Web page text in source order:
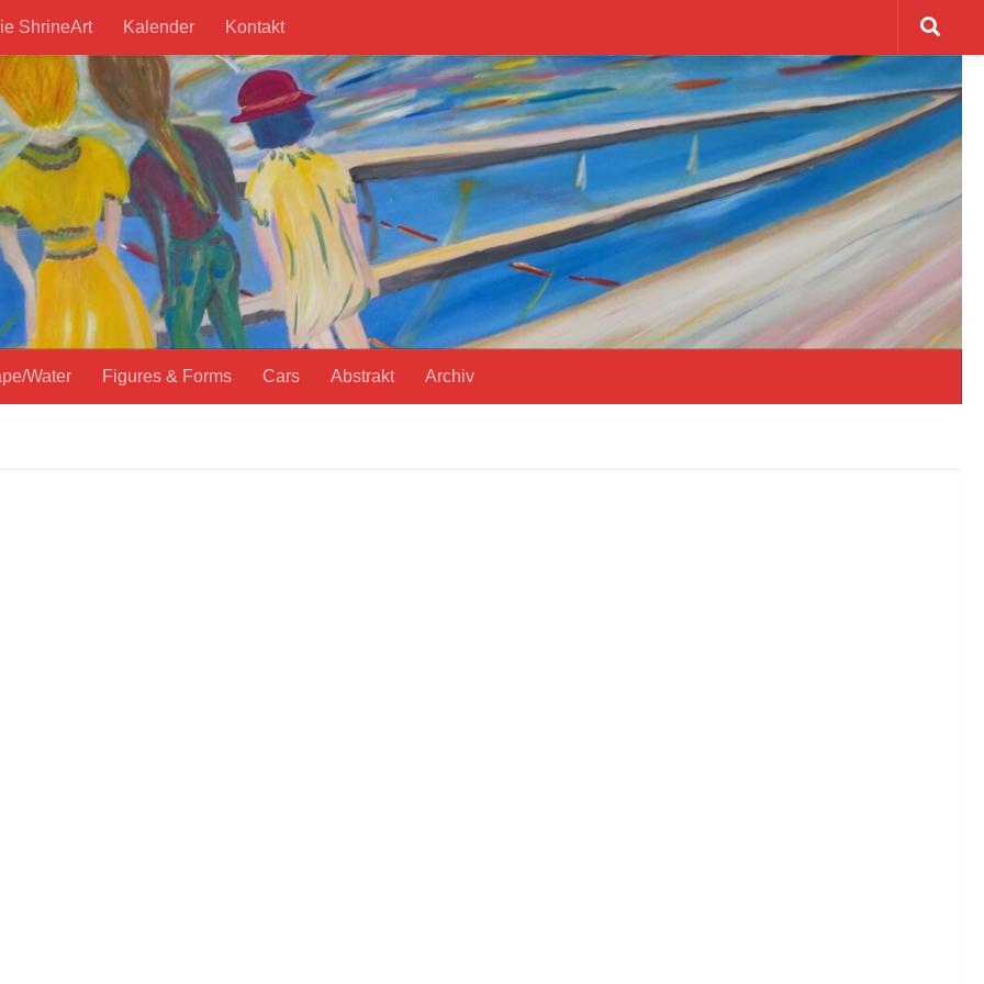
ShrineArt Kalender Kontakt
Water Figures & Forms Cars Abstrakt Archiv